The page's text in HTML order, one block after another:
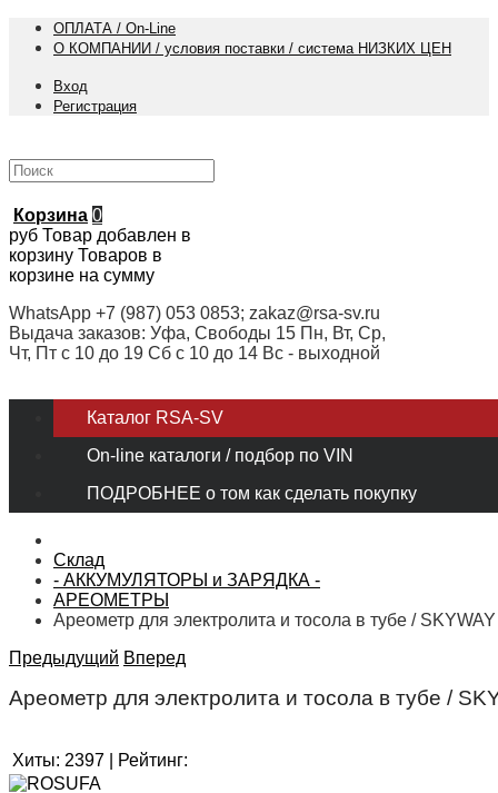
ОПЛАТА / On-Line
О КОМПАНИИ / условия поставки / система НИЗКИХ ЦЕН
Вход
Регистрация
Корзина 0
руб Товар добавлен в
корзину Товаров в
корзине на сумму
WhatsApp +7 (987) 053 0853; zakaz@rsa-sv.ru
Выдача заказов: Уфа, Свободы 15 Пн, Вт, Ср,
Чт, Пт с 10 до 19 Сб с 10 до 14 Вс - выходной
Каталог RSA-SV
On-line каталоги / подбор по VIN
ПОДРОБНЕЕ о том как сделать покупку
Склад
- АККУМУЛЯТОРЫ и ЗАРЯДКА -
АРЕОМЕТРЫ
Ареометр для электролита и тосола в тубе /
Предыдущий Вперед
Ареометр для электролита и тосола в тубе /
Хиты: 2397 Рейтинг: